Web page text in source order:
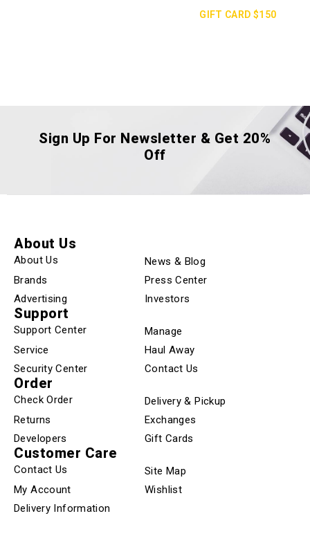
GIFT CARD $150
Sign Up For Newsletter & Get 20%
Off
About Us
About Us
News & Blog
Brands
Press Center
Advertising
Investors
Support
Support Center
Manage
Service
Haul Away
Security Center
Contact Us
Order
Check Order
Delivery & Pickup
Returns
Exchanges
Developers
Gift Cards
Customer Care
Contact Us
Site Map
My Account
Wishlist
Delivery Information